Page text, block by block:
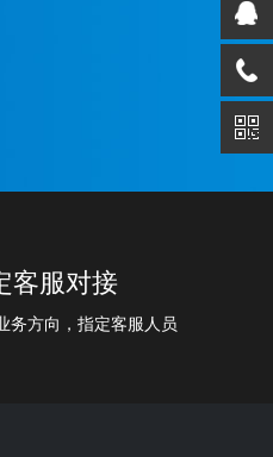
客服对接
务方向，指定客服人员